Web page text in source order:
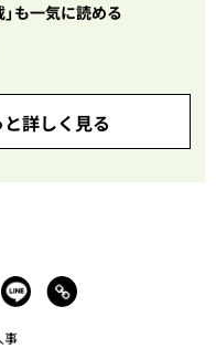
も一気に読める
詳しく見る
事